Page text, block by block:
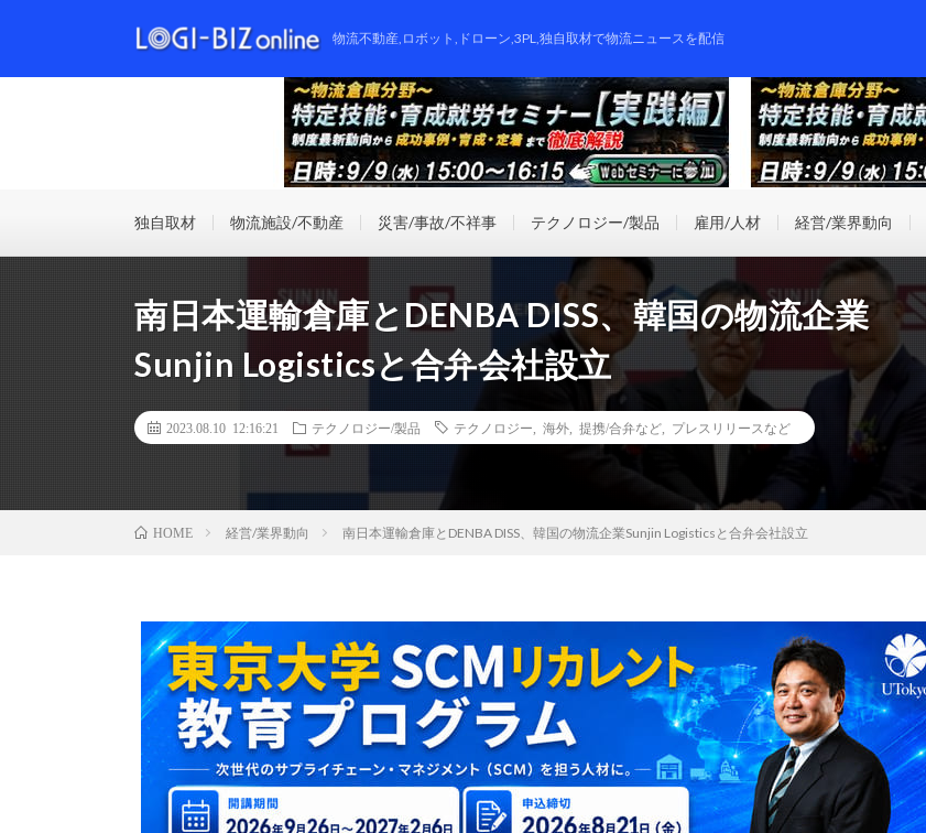
物流不動産,ロボット,ドローン,3PL,独自取材で物流ニュースを配信
独自取材 物流施設/不動産 災害/事故/不祥事 テクノロジー/製品 雇用/人材 経営/業界動向
南⽇本運輸倉庫とDENBA DISS、韓国の物流企業
Sunjin Logisticsと合弁会社設立
2023.08.10 12:16:21 テクノロジー/製品 テクノロジー 海外 提携/合弁など プレスリリースなど
HOME 経営/業界動向 南⽇本運輸倉庫とDENBA DISS、韓国の物流企業Sunjin Logisticsと合弁会社設立